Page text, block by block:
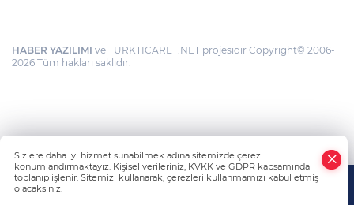
HABER YAZILIMI ve TURKTICARET.NET projesidir Copyright© 2006-
2026 Tüm hakları saklıdır.
Sizlere daha iyi hizmet sunabilmek adına sitemizde çerez
konumlandırmaktayız. Kişisel verileriniz, KVKK ve GDPR kapsamında
toplanıp işlenir. Sitemizi kullanarak, çerezleri kullanmamızı kabul etmiş
olacaksınız.